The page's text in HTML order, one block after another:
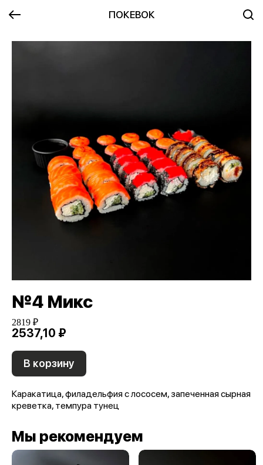
ПОКЕВОК
№4 Микс
2819 ₽
2537,10 ₽
В корзину
Каракатица, филадельфия с лососем, запеченная сырная
креветка, темпура тунец
Мы рекомендуем